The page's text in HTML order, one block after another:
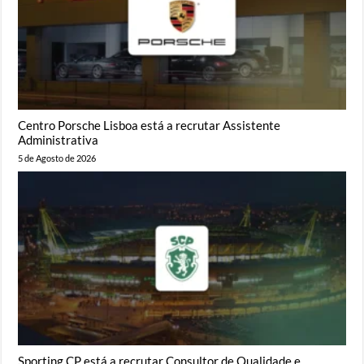
Centro Porsche Lisboa está a recrutar Assistente
Administrativa
5 de Agosto de 2026
Sporting CP está a recrutar Consultor de Qualidade e